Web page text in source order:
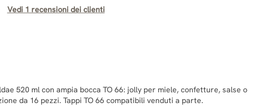
Vedi 1 recensioni dei clienti
520 ml con ampia bocca TO 66: jolly per miele, confetture, salse o
da 16 pezzi. Tappi TO 66 compatibili venduti a parte.